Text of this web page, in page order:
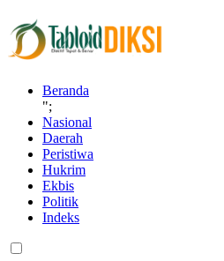
Beranda
";
Nasional
Daerah
Peristiwa
Hukrim
Ekbis
Politik
Indeks